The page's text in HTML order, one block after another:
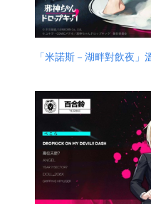
「米諾斯－湖畔對飲夜」